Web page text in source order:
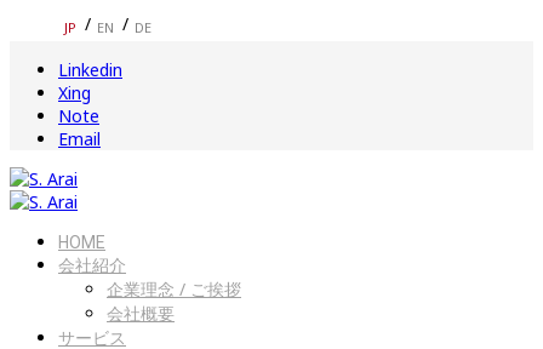
JP EN DE
Linkedin
Xing
Note
Email
HOME
会社紹介
企業理念 / ご挨拶
会社概要
サービス